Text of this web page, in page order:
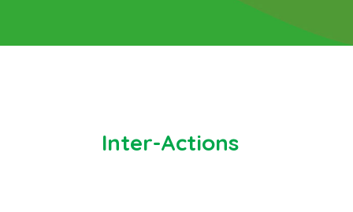
Inter-Actions